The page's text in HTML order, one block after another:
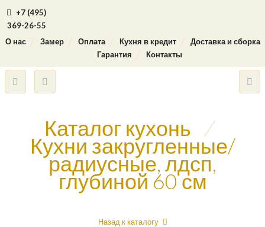
+7 (495)
369-26-55
О нас
Замер Оплата Кухня в кредит
Доставка и сборка
Гарантия
Контакты
Каталог кухонь /
Кухни закругленные/
радиусные, лдсп,
глубиной 60 см
Назад к каталогу